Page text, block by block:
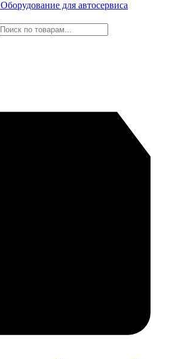
Оборудование для автосервиса